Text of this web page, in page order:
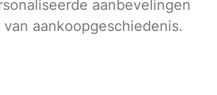
aanbevelingen
aankoopgeschiedenis.